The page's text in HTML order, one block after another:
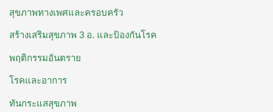
สุขภาพทางเพศและครอบครัว
สร้างเสริมสุขภาพ 3 อ. ​และป้องกันโรค
พฤติกรรมอันตราย
โรคและอาการ
ทันกระแสสุขภาพ